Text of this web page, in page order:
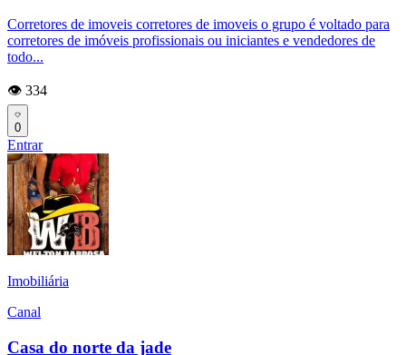
Corretores de imoveis corretores de imoveis o grupo é voltado para
corretores de imóveis profissionais ou iniciantes e vendedores de
todo...
👁️ 334
0
Entrar
Imobiliária
Canal
Casa do norte da jade